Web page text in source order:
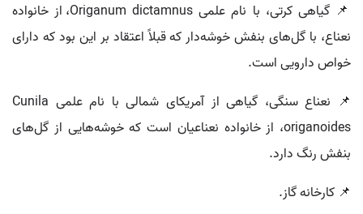
📌 گیاهی کرتی، با نام علمی Origanum dictamnus، از خانواده
نعناع، با گل‌های بنفش خوشه‌دار که قبلاً اعتقاد بر این بود که دارای
خواص دارویی است.
📌 نعناع سنگی، گیاهی از آمریکای شمالی با نام علمی Cunila
origanoides، از خانواده نعناعیان است که خوشه‌هایی از گل‌های
بنفش رنگ دارد.
📌 کارخانه گاز.